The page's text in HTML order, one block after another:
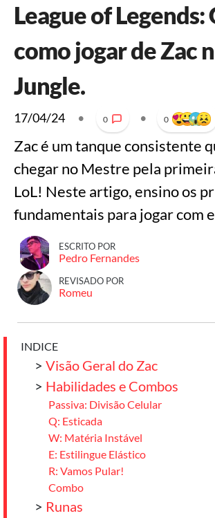
League of Legends:
como jogar de Zac
Jungle.
17/04/24 • 0 • 0
Zac é um tanque consistente
chegar no Mestre pela
LoL! Neste artigo, ensino os
fundamentais para jogar com
ESCRITO POR
Pedro Fernandes
REVISADO POR
Romeu
INDICE
> Visão Geral do Zac
> Habilidades e Combos
Passiva: Divisão Celular
Q: Esticada
W: Matéria Instável
E: Estilingue Elástico
R: Vamos Pular!
Combo
> Runas